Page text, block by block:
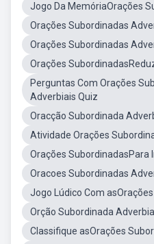
Jogo Da MemóriaOrações
Orações Subordinadas
Orações Subordinadas
Orações
Perguntas Com Orações
Adverbiais Quiz
Oracção Subordinada
Atividade Orações
Orações SubordinadasPara
Oracoes Subordinadas
Jogo Lúdico Com
Orção Subordinada
Classifique asOrações